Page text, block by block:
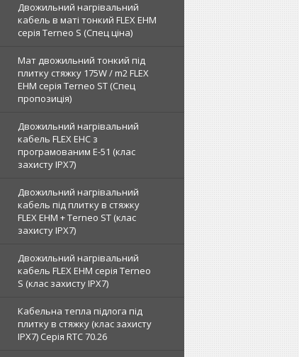
Двожильний нагрівальний
кабель в маті тонкий FLEX EHM
серія Terneo S (Спец ціна)
Мат двожильний тонкий під
плитку стяжку 175W / m2 FLEX
EHM серія Terneo SТ (Спец
пропозиція)
Двожильний нагрівальний
кабель FLEX EHС з
програмованим E-51 (клас
захисту IPX7)
Двожильний нагрівальний
кабель під плитку в стяжку
FLEX EHM + Terneo ST (клас
захисту IPX7)
Двожильний нагрівальний
кабель FLEX EHM серія Terneo
S (клас захисту IPX7)
Кабельна тепла підлога під
плитку в стяжку (клас захисту
IPX7) Серія RTC 70.26